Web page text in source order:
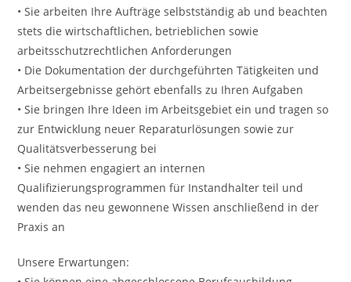
• Sie arbeiten Ihre Aufträge selbstständig ab und beachten
stets die wirtschaftlichen, betrieblichen sowie
arbeitsschutzrechtlichen Anforderungen
• Die Dokumentation der durchgeführten Tätigkeiten und
Arbeitsergebnisse gehört ebenfalls zu Ihren Aufgaben
• Sie bringen Ihre Ideen im Arbeitsgebiet ein und tragen so
zur Entwicklung neuer Reparaturlösungen sowie zur
Qualitätsverbesserung bei
• Sie nehmen engagiert an internen
Qualifizierungsprogrammen für Instandhalter teil und
wenden das neu gewonnene Wissen anschließend in der
Praxis an
Unsere Erwartungen: